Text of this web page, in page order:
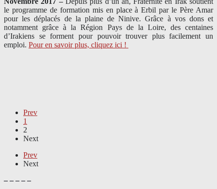
le programme de formation mis en place à Erbil par le Père Amar
pour les déplacés de la plaine de Ninive. Grâce à vos dons et
notamment grâce à la Région Pays de la Loire, des centaines
d’Irakiens se forment pour pouvoir trouver plus facilement un
emploi. Pour en savoir plus, cliquez ici !
Prev
1
2
Next
Prev
Next
– – – – –